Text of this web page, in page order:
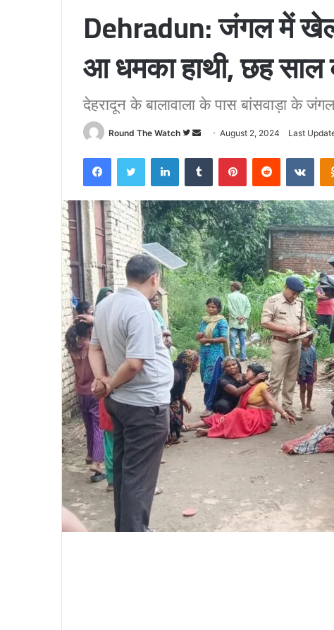
Dehradun: जंगल में
आ धमका हाथी, छह साल
देहरादून के बालावाला के पास बांसवाड़ा के
Round The Watch
Follow
Twitter
SendAugust 2, 2024 Last
FacebookTwitter LinkedInTumblr PinterestReddit